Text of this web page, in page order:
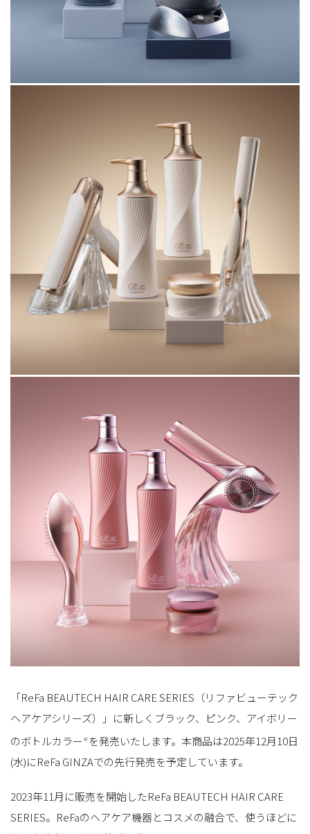
「ReFa BEAUTECH HAIR CARE SERIES（リファビューテック
ヘアケアシリーズ）」に新しくブラック、ピンク、アイボリー
のボトルカラー ※ を発売いたします。本商品は2025年12月10日
(水)にReFa GINZAでの先行発売を予定しています。
2023年11月に販売を開始したReFa BEAUTECH HAIR CARE
SERIES。ReFaのヘアケア機器とコスメの融合で、使うほどに